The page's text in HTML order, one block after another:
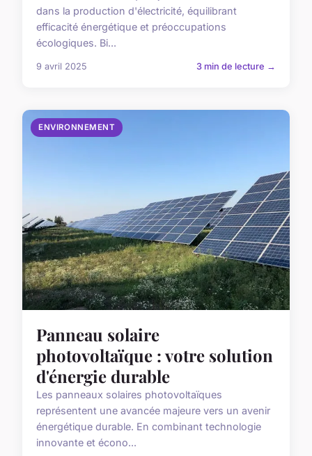
dans la production d'électricité, équilibrant
efficacité énergétique et préoccupations
écologiques. Bi...
9 avril 2025 3 min de lecture →
ENVIRONNEMENT
Panneau solaire
photovoltaïque : votre solution
d'énergie durable
Les panneaux solaires photovoltaïques
représentent une avancée majeure vers un avenir
énergétique durable. En combinant technologie
innovante et écono...